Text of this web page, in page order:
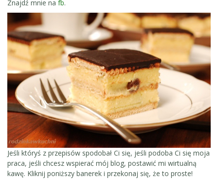
Znajdź mnie na fb.
Jeśli któryś z przepisów spodobał Ci się, jeśli podoba Ci się moja
praca, jeśli chcesz wspierać mój blog, postawić mi wirtualną
kawę. Kliknij poniższy banerek i przekonaj się, że to proste!